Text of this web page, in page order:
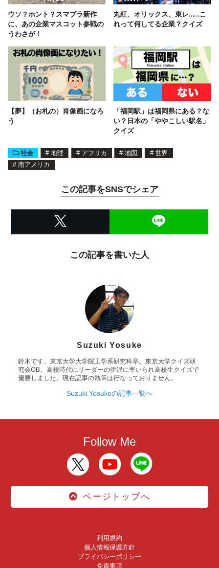
ウソ？ホント？スマブラ新作
に、あの企業マスコット参戦の
うわさが！
丸紅、オリックス、東レ……こ
れって何してる企業？クイズ
【夢】（お札の）肖像画になろ
う
「福岡駅」は福岡県にある？な
い？日本の「ややこしい駅名」
クイズ
社会 # 地理 # アフリカ # 地図 # 世界
# 南アメリカ
この記事をSNSでシェア
この記事を書いた人
Suzuki Yosuke
鈴木です。東京大学大学院工学系研究科卒。東京大学クイズ研
究会OB。高校時代にリーダーの伊沢に率いられ高校生クイズで
優勝しました。現在記事の執筆は行なっておりません。
Suzuki Yosukeの記事一覧へ
Follow Me
ページトップへ
利用規約
個人情報保護方針
プライバシーポリシー
免責事項